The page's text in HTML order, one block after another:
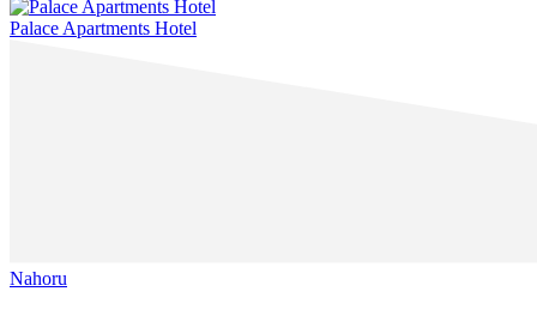
Palace Apartments Hotel
Nahoru